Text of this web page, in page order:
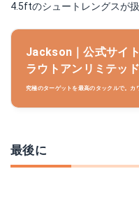
4.5ftのシュートレングスが扱
Jackson｜公式サイ
ラウトアンリミテッド
究極のターゲットを最高のタックルで。カ
最後に